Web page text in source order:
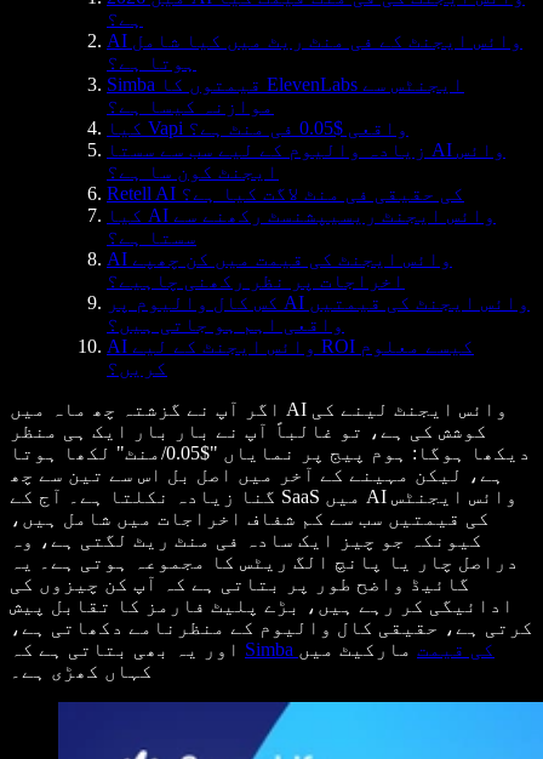
ہے؟
AI وائس ایجنٹ کے فی منٹ ریٹ میں کیا شامل
ہوتا ہے؟
Simba قیمتوں کا ElevenLabs ایجنٹس سے
موازنہ کیسا ہے؟
کیا Vapi واقعی $0.05 فی منٹ ہے؟
زیادہ والیوم کے لیے سب سے سستا AI وائس
ایجنٹ کون سا ہے؟
Retell AI کی حقیقی فی منٹ لاگت کیا ہے؟
کیا AI وائس ایجنٹ ریسیپشنسٹ رکھنے سے
سستا ہے؟
AI وائس ایجنٹ کی قیمت میں کن چھپے
اخراجات پر نظر رکھنی چاہیے؟
کس کال والیوم پر AI وائس ایجنٹ کی قیمتیں
واقعی اہم ہو جاتی ہیں؟
AI وائس ایجنٹ کے لیے ROI کیسے معلوم
کریں؟
اگر آپ نے گزشتہ چھ ماہ میں AI وائس ایجنٹ لینے کی
کوشش کی ہے، تو غالباً آپ نے بار بار ایک ہی منظر
دیکھا ہوگا: ہوم پیج پر نمایاں "$0.05/منٹ" لکھا ہوتا
ہے، لیکن مہینے کے آخر میں اصل بل اس سے تین سے چھ
گنا زیادہ نکلتا ہے۔ آج کے SaaS میں AI وائس ایجنٹس
کی قیمتیں سب سے کم شفاف اخراجات میں شامل ہیں،
کیونکہ جو چیز ایک سادہ فی منٹ ریٹ لگتی ہے، وہ
دراصل چار یا پانچ الگ ریٹس کا مجموعہ ہوتی ہے۔ یہ
گائیڈ واضح طور پر بتاتی ہے کہ آپ کن چیزوں کی
ادائیگی کر رہے ہیں، بڑے پلیٹ فارمز کا تقابل پیش
کرتی ہے، حقیقی کال والیوم کے منظرنامے دکھاتی ہے،
Simba کی قیمت مارکیٹ میں
کہاں کھڑی ہے۔